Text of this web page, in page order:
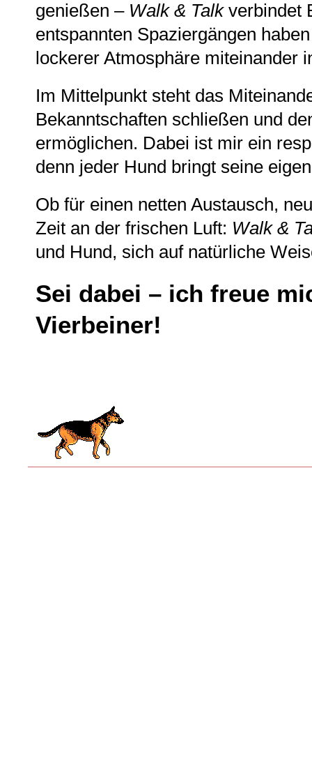
genießen – Walk & Talkverbindet
entspannten Spaziergängen
lockerer Atmosphäre miteinander
Im Mittelpunkt steht das
Bekanntschaften schließen und
ermöglichen. Dabei ist mir ein
denn jeder Hund bringt seine
Ob für einen netten Austausch,
Zeit an der frischen Luft: Walk &
und Hund, sich auf natürliche
Sei dabei – ich freue
Vierbeiner!